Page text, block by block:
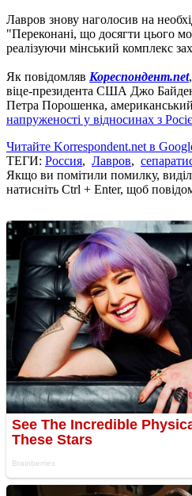
Лавров знову наголосив на
"Переконані, що досягти цього
реалізуючи мінський комплекс
Як повідомляв Кореспондент.net
віце-президента США Джо
Петра Порошенка, американський
напруженості у відносинах з
Читайте Korrespondent.net в
ТЕГИ: Россия, Лавров,
Якщо ви помітили помилку,
натисніть Ctrl + Enter, щоб